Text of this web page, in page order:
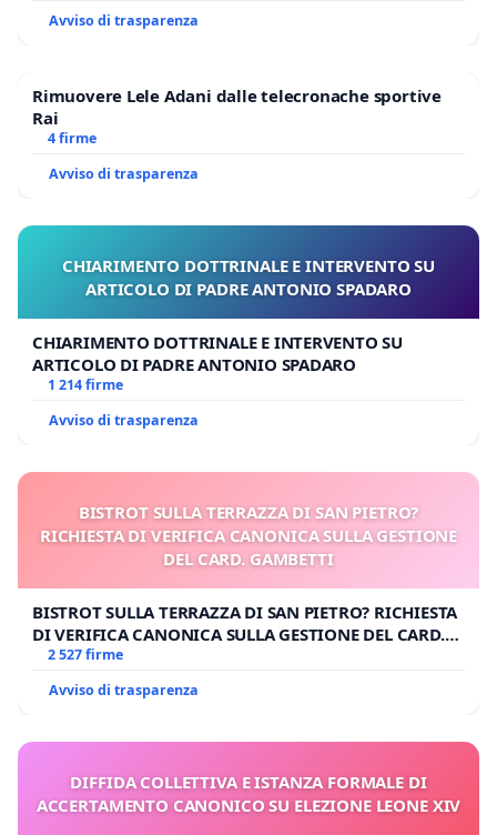
Avviso di trasparenza
Rimuovere Lele Adani dalle telecronache sportive
Rai
4 firme
Avviso di trasparenza
CHIARIMENTO DOTTRINALE E INTERVENTO SU
ARTICOLO DI PADRE ANTONIO SPADARO
CHIARIMENTO DOTTRINALE E INTERVENTO SU
ARTICOLO DI PADRE ANTONIO SPADARO
1 214 firme
Avviso di trasparenza
BISTROT SULLA TERRAZZA DI SAN PIETRO?
RICHIESTA DI VERIFICA CANONICA SULLA GESTIONE
DEL CARD. GAMBETTI
BISTROT SULLA TERRAZZA DI SAN PIETRO? RICHIESTA
DI VERIFICA CANONICA SULLA GESTIONE DEL CARD.
GAMBETTI
2 527 firme
Avviso di trasparenza
DIFFIDA COLLETTIVA E ISTANZA FORMALE DI
ACCERTAMENTO CANONICO SU ELEZIONE LEONE XIV